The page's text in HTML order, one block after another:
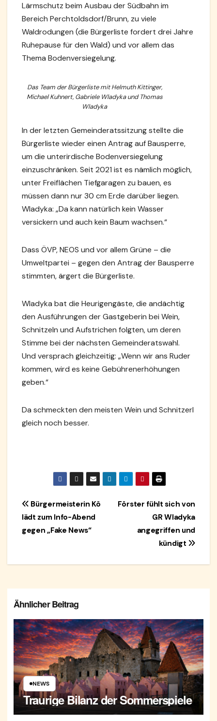
Lärmschutz beim Ausbau der Südbahn im
Bereich Perchtoldsdorf/Brunn, zu viele
Waldrodungen (die Bürgerliste fordert drei Jahre
Ruhepause für den Wald) und vor allem das
Thema Bodenversiegelung.
Das Team der Bürgerliste mit Helmuth Kittinger,
Michael Kuhnert, Gabriele Wladyka und Thomas
Wladyka
In der letzten Gemeinderatssitzung stellte die
Bürgerliste wieder einen Antrag auf Bausperre,
um die unterirdische Bodenversiegelung
einzuschränken. Seit 2021 ist es nämlich möglich,
unter Freiflächen Tiefgaragen zu bauen, es
müssen dann nur 30 cm Erde darüber liegen.
Wladyka: „Da kann natürlich kein Wasser
versickern und auch kein Baum wachsen.“
Dass ÖVP, NEOS und vor allem Grüne – die
Umweltpartei – gegen den Antrag der Bausperre
stimmten, ärgert die Bürgerliste.
Wladyka bat die Heurigengäste, die andächtig
den Ausführungen der Gastgeberin bei Wein,
Schnitzeln und Aufstrichen folgten, um deren
Stimme bei der nächsten Gemeinderatswahl.
Und versprach gleichzeitig: „Wenn wir ans Ruder
kommen, wird es keine Gebührenerhöhungen
geben.“
Da schmeckten den meisten Wein und Schnitzerl
gleich noch besser.
BeitragsnavigationFörster fühlt sich von
GR Wladyka
angegriffen und
kündigt
Bürgermeisterin Kö
lädt zum Info-Abend
gegen „Fake News“
Ähnlicher Beitrag
NEWS
Traurige Bilanz der Sommerspiele